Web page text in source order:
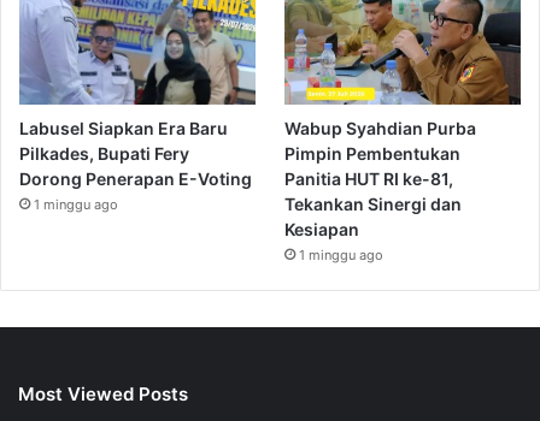
Labusel Siapkan Era Baru
Pilkades, Bupati Fery
Dorong Penerapan E-Voting
1 minggu ago
Wabup Syahdian Purba
Pimpin Pembentukan
Panitia HUT RI ke-81,
Tekankan Sinergi dan
Kesiapan
1 minggu ago
Most Viewed Posts